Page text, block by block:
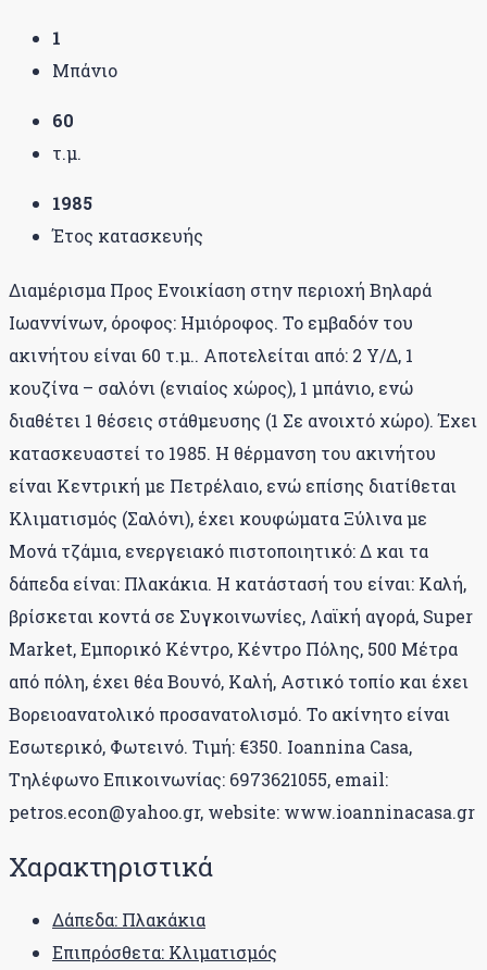
1
Μπάνιο
60
τ.μ.
1985
Έτος κατασκευής
Διαμέρισμα Προς Ενοικίαση στην περιοχή Βηλαρά
Ιωαννίνων, όροφος: Ημιόροφος. Το εμβαδόν του
ακινήτου είναι 60 τ.μ.. Αποτελείται από: 2 Υ/Δ, 1
κουζίνα – σαλόνι (ενιαίος χώρος), 1 μπάνιο, ενώ
διαθέτει 1 θέσεις στάθμευσης (1 Σε ανοιχτό χώρο). Έχει
κατασκευαστεί το 1985. Η θέρμανση του ακινήτου
είναι Κεντρική με Πετρέλαιο, ενώ επίσης διατίθεται
Κλιματισμός (Σαλόνι), έχει κουφώματα Ξύλινα με
Μονά τζάμια, ενεργειακό πιστοποιητικό: Δ και τα
δάπεδα είναι: Πλακάκια. Η κατάστασή του είναι: Καλή,
βρίσκεται κοντά σε Συγκοινωνίες, Λαϊκή αγορά, Super
Market, Εμπορικό Κέντρο, Κέντρο Πόλης, 500 Μέτρα
από πόλη, έχει θέα Βουνό, Καλή, Αστικό τοπίο και έχει
Βορειοανατολικό προσανατολισμό. Το ακίνητο είναι
Εσωτερικό, Φωτεινό. Τιμή: €350. Ioannina Casa,
Τηλέφωνο Επικοινωνίας: 6973621055, email:
petros.econ@yahoo.gr, website: www.ioanninacasa.gr
Χαρακτηριστικά
Δάπεδα: Πλακάκια
Επιπρόσθετα: Κλιματισμός